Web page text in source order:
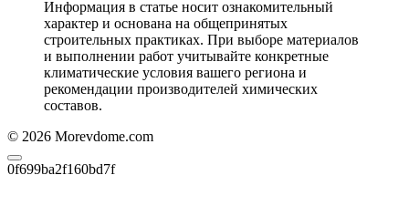
Информация в статье носит ознакомительный
характер и основана на общепринятых
строительных практиках. При выборе материалов
и выполнении работ учитывайте конкретные
климатические условия вашего региона и
рекомендации производителей химических
составов.
© 2026 Morevdome.com
0f699ba2f160bd7f